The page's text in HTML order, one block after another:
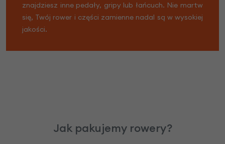
znajdziesz inne pedały, gripy lub łańcuch. Nie martw
się, Twój rower i części zamienne nadal są w wysokiej
jakości.
Jak pakujemy rowery?